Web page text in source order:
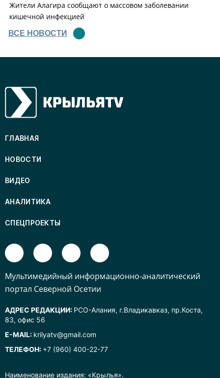
Жители Алагира сообщают о массовом заболевании
кишечной инфекцией
ВСЕ НОВОСТИ
Наименование издания: «Крылья».
ГЛАВНАЯ
НОВОСТИ
ВИДЕО
АНАЛИТИКА
СПЕЦПРОЕКТЫ
Mультимедийный информационно-аналитический
портал Северной Осетии
АДРЕС РЕДАКЦИИ: РСО-Алания, г.Владикавказ, пр.Коста,
83, офис 56
E-MAIL: krilyatv@gmail.com
ТЕЛЕФОН: +7 (960) 400-22-77